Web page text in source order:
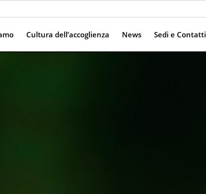
Cultura dell’accoglienza News Sedi e Contatti